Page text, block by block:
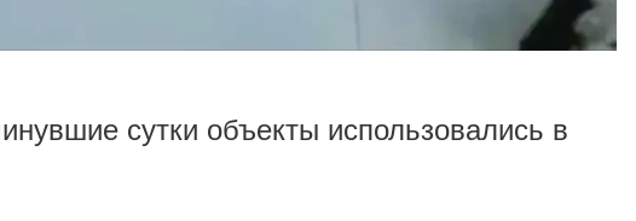
сутки объекты использовались в